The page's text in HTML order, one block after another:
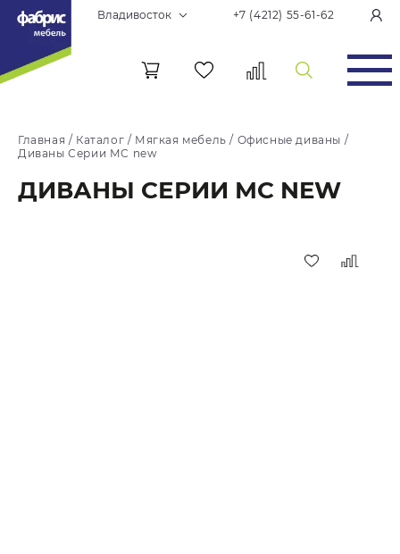
Владивосток +7 (4212) 55-61-62
Главная / Каталог / Мягкая мебель / Офисные диваны /
Диваны Серии МС new
ДИВАНЫ СЕРИИ МС NEW